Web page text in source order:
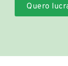
Quero